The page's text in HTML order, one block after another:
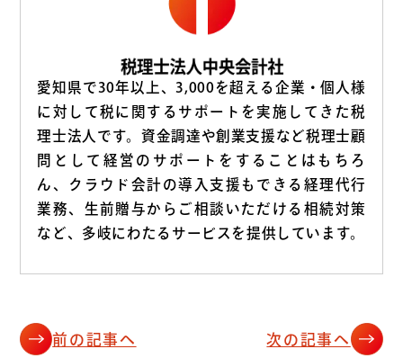
愛知県で30年以上、3,000を超える企業・個人様
に対して税に関するサポートを実施してきた税
理士法人です。資金調達や創業支援など税理士顧
問として経営のサポートをすることはもちろ
ん、クラウド会計の導入支援もできる経理代行
業務、生前贈与からご相談いただける相続対策
など、多岐にわたるサービスを提供しています。
前の記事へ 次の記事へ